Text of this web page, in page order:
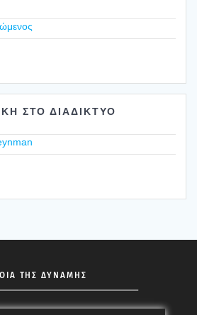
ΣΤΟ ΔΙΑΔΙΚΤΥΟ
ΤΗΣ ΔΥΝΑΜΗΣ